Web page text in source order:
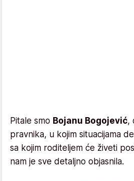
Pitale smo Bojanu Bogojević,
pravnika, u kojim situacijama
sa kojim roditeljem će živeti
nam je sve detaljno objasnila.